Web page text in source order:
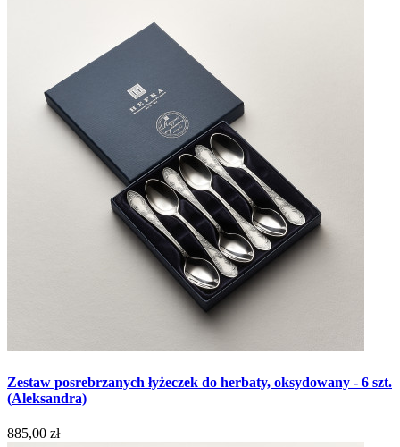
Zestaw posrebrzanych łyżeczek do herbaty, oksydowany - 6 szt.
(Aleksandra)
885,00 zł